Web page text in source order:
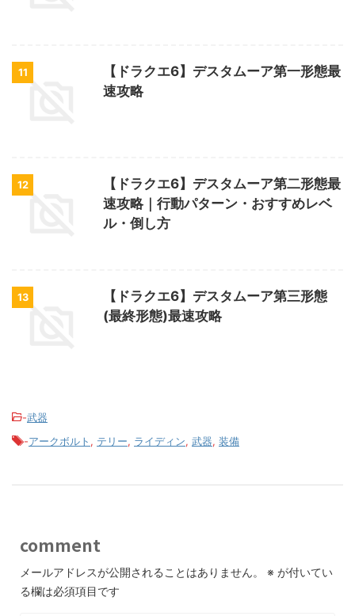
11
【ドラクエ6】デスタムーア第一形態最
速攻略
12
【ドラクエ6】デスタムーア第二形態最
速攻略｜行動パターン・おすすめレベ
ル・倒し方
13
【ドラクエ6】デスタムーア第三形態
(最終形態)最速攻略
-武器
-アークボルト , テリー, ライディン, 武器, 装備
comment
メールアドレスが公開されることはありません。 ※ が付いてい
る欄は必須項目です